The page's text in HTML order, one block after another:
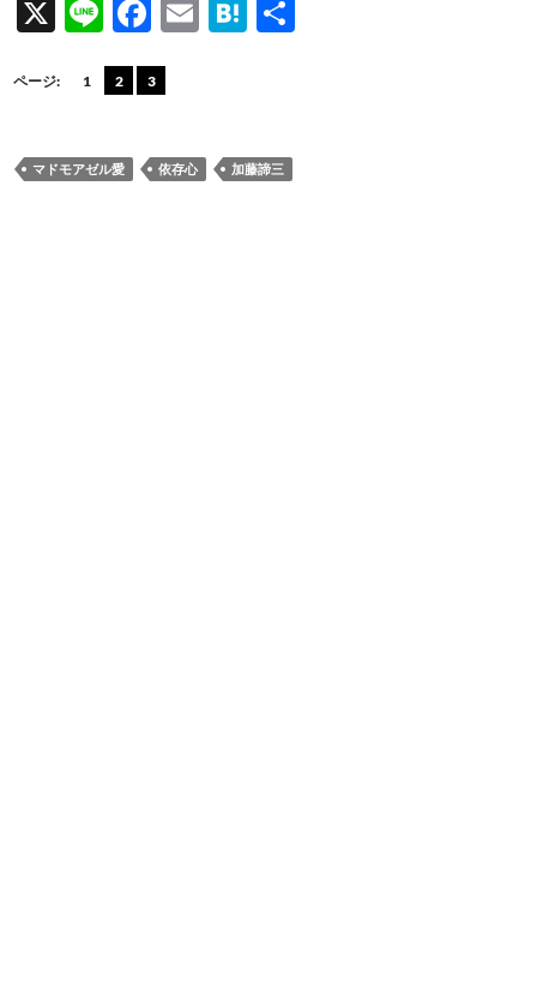
X
Li
e
F
e
o
E
H
a
ページ: 1 2 3
マドモアゼル愛 依存心 加藤諦三